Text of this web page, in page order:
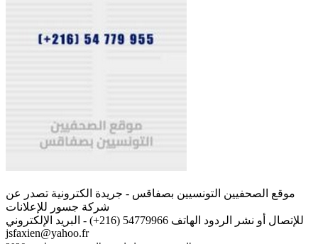
موقع الصحفيين التونسيين بصفاقس - جريدة الكترونية تصدر عن
شركة جسور للإعلانات
للإتصال أو نشر الردود الهاتف 54779966 (216+) - البريد الإلكتروني
jsfaxien@yahoo.fr